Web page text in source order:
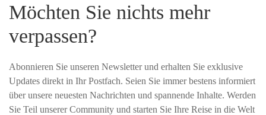
Möchten Sie nichts mehr
verpassen?
Abonnieren Sie unseren Newsletter und erhalten Sie exklusive
Updates direkt in Ihr Postfach. Seien Sie immer bestens informiert
über unsere neuesten Nachrichten und spannende Inhalte. Werden
Sie Teil unserer Community und starten Sie Ihre Reise in die Welt